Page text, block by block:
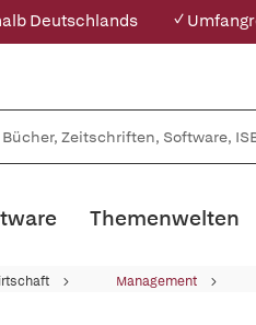
Deutschlands ✓
Themenwelten
Management